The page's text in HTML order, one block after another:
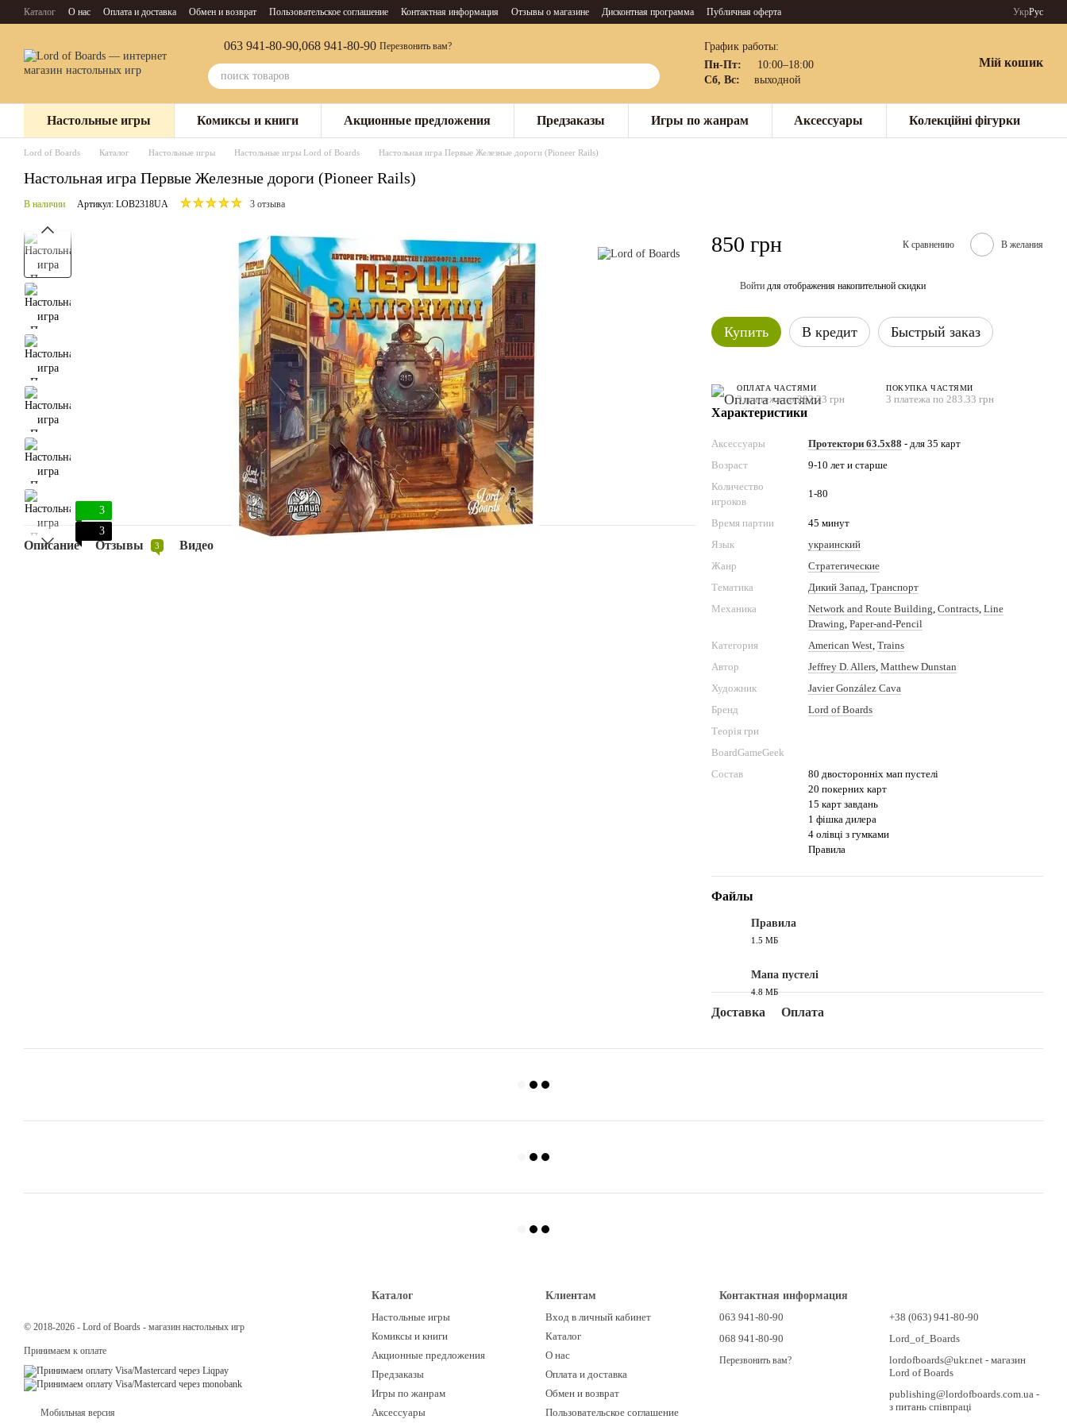
Перейти к основному контенту
Каталог О нас Оплата и доставка Обмен и возврат Пользовательское соглашение Контактная информация Отзывы о магазине Дисконтная программа Публичная оферта УкрРус
063 941-80-90,068 941-80-90 Перезвонить вам?
График работы:
Пн-Пт:
10:00–18:00
Сб, Вс:
выходной
Мій кошик
Настольные игры Комиксы и книги Акционные предложения Предзаказы Игры по жанрам Аксессуары Колекційні фігурки
Lord of Boards Каталог Настольные игры Настольные игры Lord of Boards Настольная игра Первые Железные дороги (Pioneer Rails)
Настольная игра Первые Железные дороги (Pioneer Rails)
В наличии Артикул: LOB2318UA 3 отзыва
3
3
Описание Отзывы 3 Видео
850 грн К сравнению В желания
Войти для отображения накопительной скидки
Купить В кредит Быстрый заказ
ОПЛАТА ЧАСТЯМИ
3 платежа по 283.33 грн
ПОКУПКА ЧАСТЯМИ
3 платежа по 283.33 грн
Характеристики
Аксессуары Протектори 63.5x88 - для 35 карт
Возраст
9-10 лет и старше
Количество
игроков
1-80
Время партии
45 минут
Язык
украинский
Жанр
Стратегические
Тематика
Дикий Запад, Транспорт
Механика
Network and Route Building, Contracts, Line
Drawing, Paper-and-Pencil
Категория
American West, Trains
Автор
Jeffrey D. Allers, Matthew Dunstan
Художник
Javier González Cava
Бренд
Lord of Boards
Теорія гри
BoardGameGeek
Состав
80 двосторонніх мап пустелі
20 покерних карт
15 карт завдань
1 фішка дилера
4 олівці з гумками
Правила
Файлы
Правила
1.5 МБ
Мапа пустелі
4.8 МБ
Доставка Оплата
© 2018-2026 - Lord of Boards - магазин настольных игр
Принимаем к оплате
Мобильная версия
Каталог
Настольные игры
Комиксы и книги
Акционные предложения
Предзаказы
Игры по жанрам
Аксессуары
Клиентам
Вход в личный кабинет
Каталог
О нас
Оплата и доставка
Обмен и возврат
Пользовательское соглашение
Контактная информация
063 941-80-90
068 941-80-90
Перезвонить вам?
+38 (063) 941-80-90
Lord_of_Boards
lordofboards@ukr.net - магазин
Lord of Boards
publishing@lordofboards.com.ua -
з питань співпраці